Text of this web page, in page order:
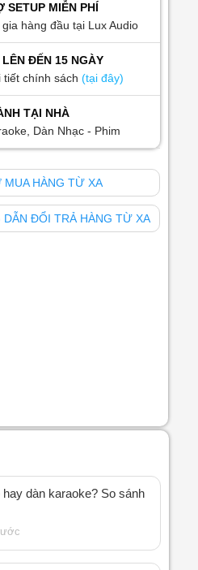
SETUP MIỄN PHÍ
hàng đầu tại Lux Audio
ĐẾN 15 NGÀY
tiết chính sách (tại đây)
TẠI NHÀ
Dàn Nhạc - Phim
MUA HÀNG TỪ XA
DẪN ĐỔI TRẢ HÀNG TỪ XA
dàn karaoke? So sánh